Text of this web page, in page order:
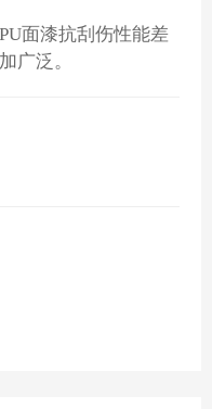
面漆抗刮伤性能差
广泛。